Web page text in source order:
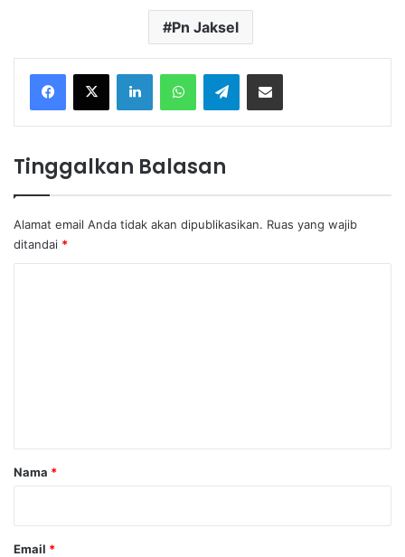
Pn Jaksel
Facebook
X LinkedInWhatsAppTelegramShare via Email
Tinggalkan Balasan
Alamat email Anda tidak akan dipublikasikan. Ruas yang wajib
ditandai *
rNama *
Email *